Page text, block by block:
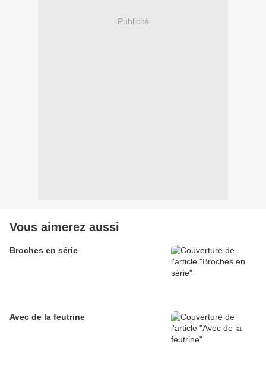
Publicité
Vous aimerez aussi
Broches en série
Avec de la feutrine